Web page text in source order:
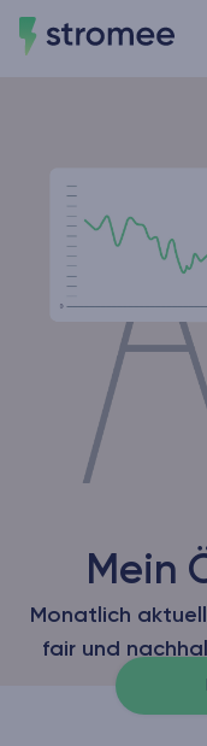
Mein
Monatlich
fair und